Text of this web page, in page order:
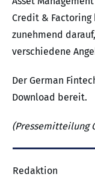
Credit & Factoring
zunehmend
verschiedene
Der German
Download bereit.
(Pressemitteilung
Redaktion